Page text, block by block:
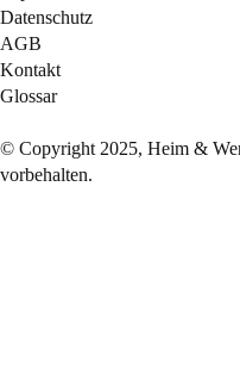
Datenschutz
AGB
Kontakt
Glossar
© Copyright 2025, Heim &
vorbehalten.